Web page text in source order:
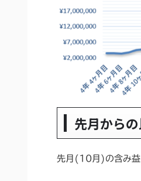
先月から
先月(10月)の含み